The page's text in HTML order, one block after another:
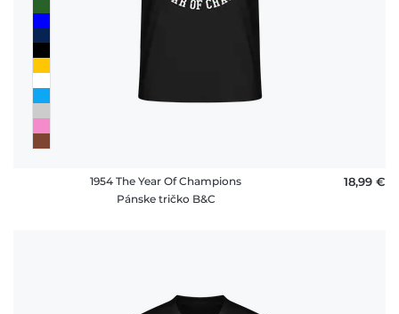
1954 The Year Of Champions
Pánske tričko B&C
18,99 €